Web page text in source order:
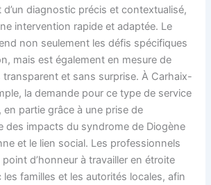
d’un diagnostic précis et contextualisé,
intervention rapide et adaptée. Le
non seulement les défis spécifiques
mais est également en mesure de
et sans surprise. À Carhaix-
la demande pour ce type de service
partie grâce à une prise de
des impacts du syndrome de Diogène
et le lien social. Les professionnels
d’honneur à travailler en étroite
familles et les autorités locales, afin